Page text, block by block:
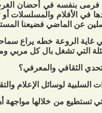
فرمى بنفسه في أحضان
في الأفلام والمسلسلات
عن الماضي فضيعنا
غاية الروعة خطه يراع
التي تشغل بال كل مربي
الثقافي والمعرفي؟
السلبية لوسائل الإعلام
تستطيع من خلالها مواجهة